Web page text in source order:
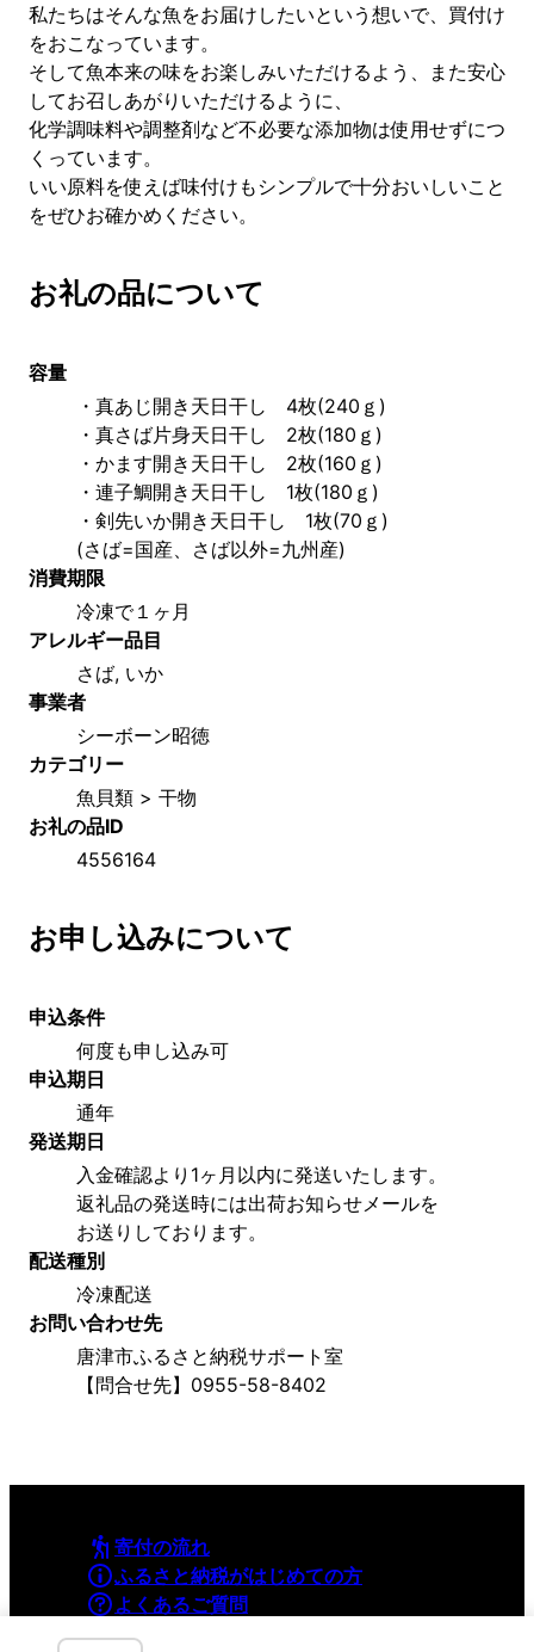
私たちはそんな魚をお届けしたいという想いで、買付け
をおこなっています。
そして魚本来の味をお楽しみいただけるよう、また安心
してお召しあがりいただけるように、
化学調味料や調整剤など不必要な添加物は使用せずにつ
くっています。
いい原料を使えば味付けもシンプルで十分おいしいこと
をぜひお確かめください。
お礼の品について
容量
・真あじ開き天日干し　4枚(240ｇ)
・真さば片身天日干し　2枚(180ｇ)
・かます開き天日干し　2枚(160ｇ)
・連子鯛開き天日干し　1枚(180ｇ)
・剣先いか開き天日干し　1枚(70ｇ)
(さば=国産、さば以外=九州産)
消費期限
冷凍で１ヶ月
アレルギー品目
さば, いか
事業者
シーボーン昭徳
カテゴリー
魚貝類 > 干物
お礼の品ID
4556164
お申し込みについて
申込条件
何度も申し込み可
申込期日
通年
発送期日
入金確認より1ヶ月以内に発送いたします。
返礼品の発送時には出荷お知らせメールを
お送りしております。
配送種別
冷凍配送
お問い合わせ先
唐津市ふるさと納税サポート室
【問合せ先】0955-58-8402
寄付の流れ
ふるさと納税がはじめての方
よくあるご質問
利用規約